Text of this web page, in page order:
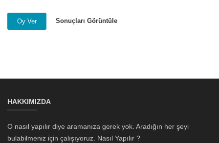
Oy Ver Sonuçları Görüntüle
HAKKIMIZDA
O nasıl yapılır diye aramanıza gerek yok. Aradığın her şeyi
bulabilmeniz için çalışıyoruz. Nasıl Yapılır ?